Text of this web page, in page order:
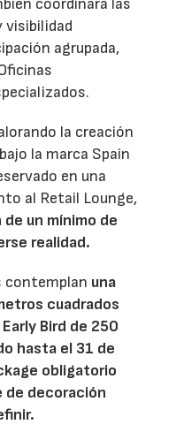
coordinará las
visibilidad
agrupada,
la creación
la marca Spain
en una
al Retail Lounge,
un mínimo de
realidad.
contemplan una
cuadrados
Bird de 250
hasta el 31 de
obligatorio
de decoración